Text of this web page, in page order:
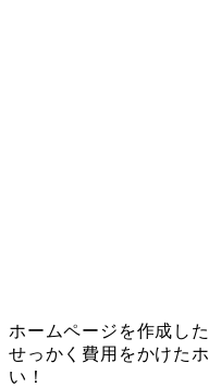
ホームページを作成し
せっかく費用をかけた
い！